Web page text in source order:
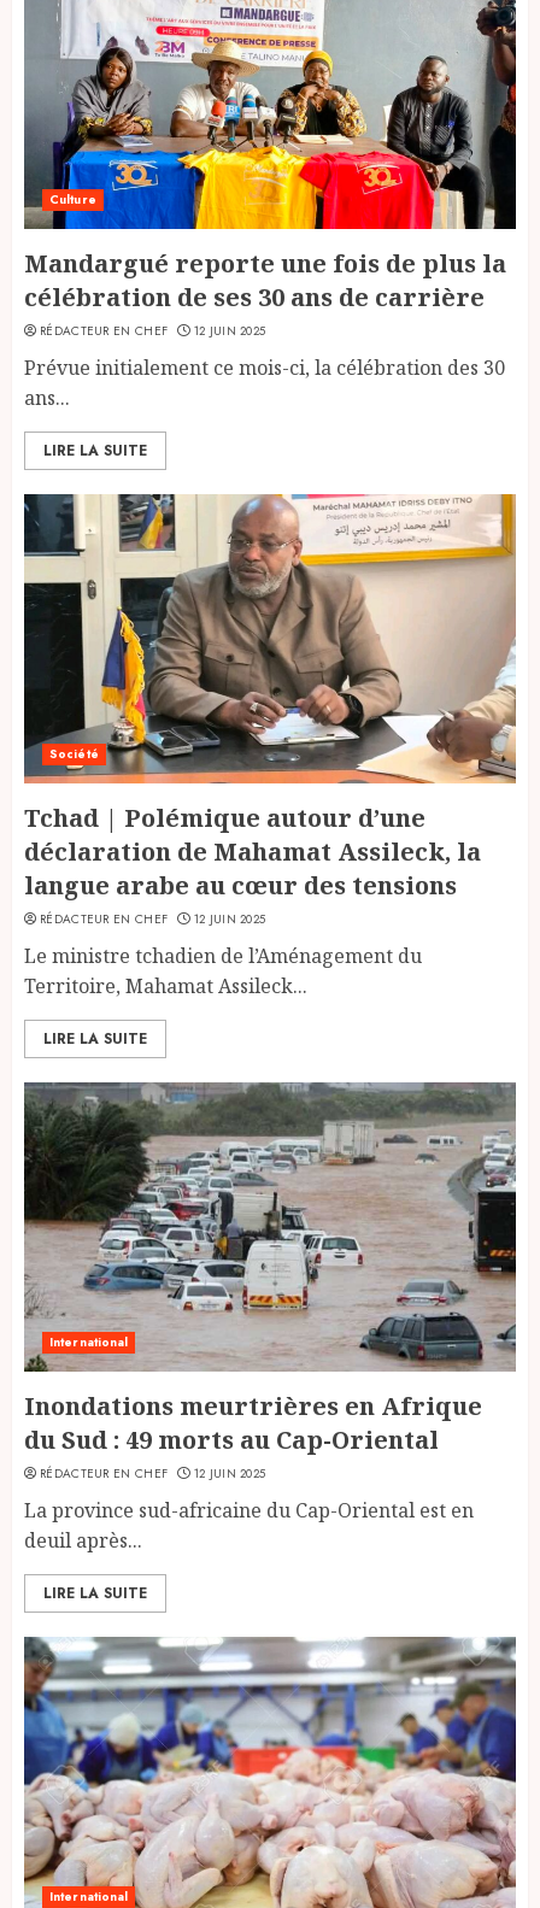
Culture
Mandargué reporte une fois de plus la
célébration de ses 30 ans de carrière
RÉDACTEUR EN CHEF 12 JUIN 2025
Prévue initialement ce mois-ci, la célébration des 30
ans...
LIRE LA SUITE
Société
Tchad | Polémique autour d’une
déclaration de Mahamat Assileck, la
langue arabe au cœur des tensions
RÉDACTEUR EN CHEF 12 JUIN 2025
Le ministre tchadien de l’Aménagement du
Territoire, Mahamat Assileck...
LIRE LA SUITE
International
Inondations meurtrières en Afrique
du Sud : 49 morts au Cap-Oriental
RÉDACTEUR EN CHEF 12 JUIN 2025
La province sud-africaine du Cap-Oriental est en
deuil après...
LIRE LA SUITE
International